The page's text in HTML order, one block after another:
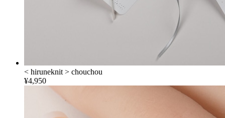
< hiruneknit > chouchou
¥4,950